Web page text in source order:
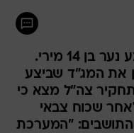
במהלך אירועי סוף השבוע נפצע נער בן 14 מירי.
את המג"ד שביצע
צה"ל מצא כי
שכוח צבאי
התושבים: "המערכת